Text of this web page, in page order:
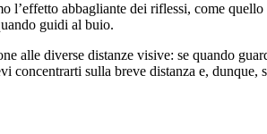
l’effetto abbagliante dei riflessi, come
guidi al buio.
alle diverse distanze visive: se quando
sulla breve distanza e, dunque,